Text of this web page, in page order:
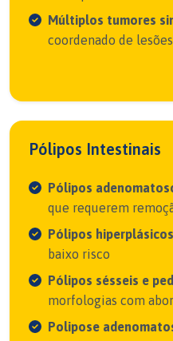
Múltiplos tumores
coordenado de
Pólipos Intestinais
Pólipos
que requerem
Pólipos hiperplásicos
baixo risco
Pólipos sésseis e
morfologias com
Polipose